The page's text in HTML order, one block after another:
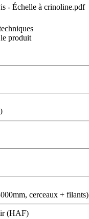
- Échelle à crinoline.pdf
produit
cerceaux + filants)
(HAF)